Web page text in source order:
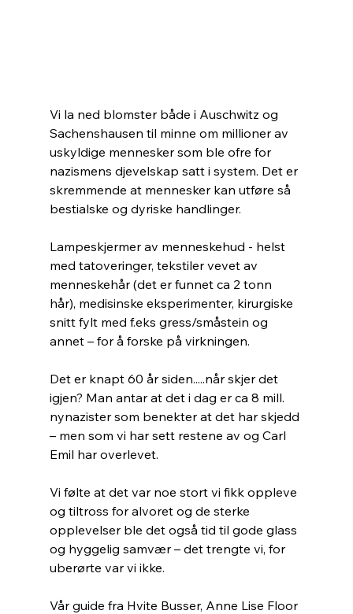
Vi la ned blomster både i Auschwitz og
Sachenshausen til minne om millioner av
uskyldige mennesker som ble ofre for
nazismens djevelskap satt i system. Det er
skremmende at mennesker kan utføre så
bestialske og dyriske handlinger.
Lampeskjermer av menneskehud - helst
med tatoveringer, tekstiler vevet av
menneskehår (det er funnet ca 2 tonn
hår), medisinske eksperimenter, kirurgiske
snitt fylt med f.eks gress/småstein og
annet – for å forske på virkningen.
Det er knapt 60 år siden.....når skjer det
igjen? Man antar at det i dag er ca 8 mill.
nynazister som benekter at det har skjedd
– men som vi har sett restene av og Carl
Emil har overlevet.
Vi følte at det var noe stort vi fikk oppleve
og tiltross for alvoret og de sterke
opplevelser ble det også tid til gode glass
og hyggelig samvær – det trengte vi, for
uberørte var vi ikke.
Vår guide fra Hvite Busser, Anne Lise Floor